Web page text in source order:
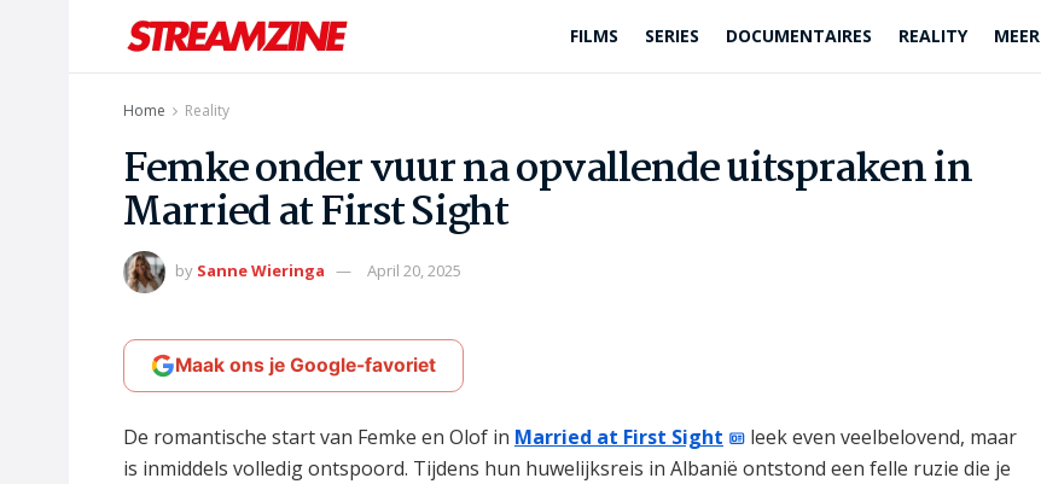
FILMS SERIES DOCUMENTAIRES REALITY MEER
Home Reality
Femke onder vuur na opvallende uitspraken in
Married at First Sight
by Sanne Wieringa April 20, 2025
Maak ons je Google-favoriet
De romantische start van Femke en Olof in Married at First Sight
leek even veelbelovend, maar
is inmiddels volledig ontspoord. Tijdens hun huwelijksreis in Albanië ontstond een felle ruzie die je